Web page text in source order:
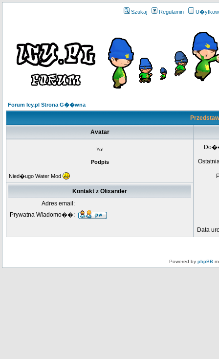
Szukaj Regulamin
Forum Icy.pl Strona G��wna
Avatar
Yo!
Podpis
Nied�ugo Water Mod
Data
Kontakt z Olixander
Adres email:
Prywatna Wiadomo��:
Powered by phpBB